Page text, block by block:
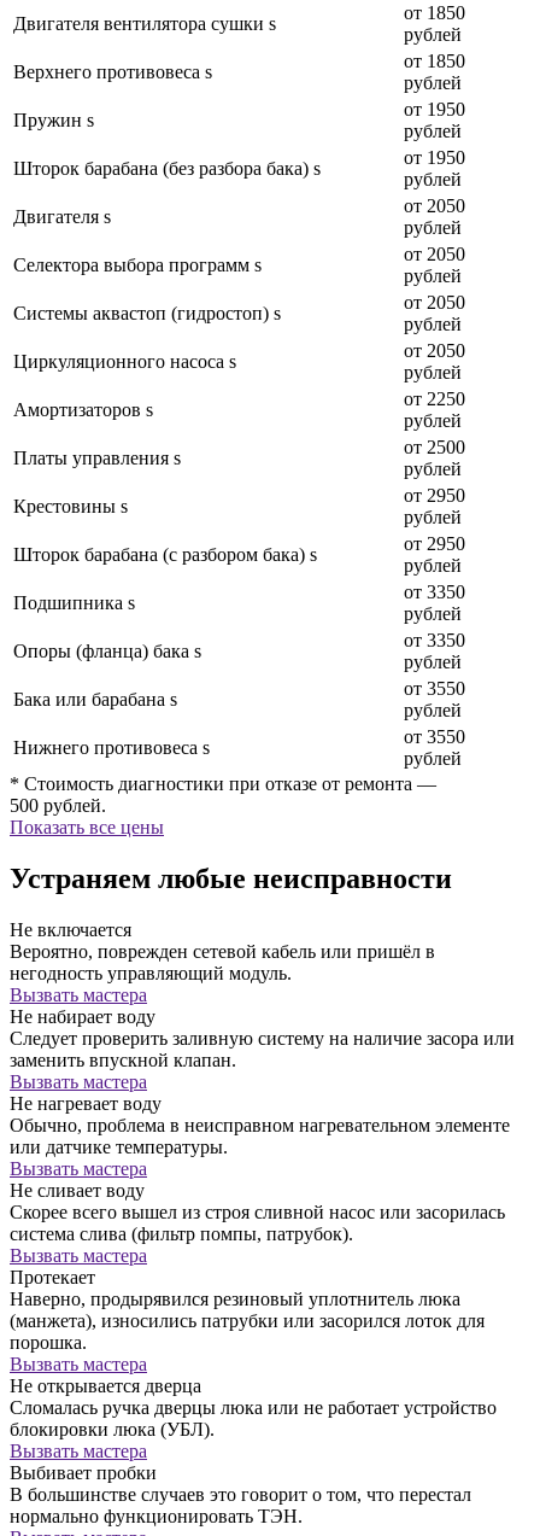
Двигателя вентилятора сушки s
от 1850
рублей
Верхнего противовеса s
от 1850
рублей
Пружин s
от 1950
рублей
Шторок барабана (без разбора бака) s
от 1950
рублей
Двигателя s
от 2050
рублей
Селектора выбора программ s
от 2050
рублей
Системы аквастоп (гидростоп) s
от 2050
рублей
Циркуляционного насоса s
от 2050
рублей
Амортизаторов s
от 2250
рублей
Платы управления s
от 2500
рублей
Крестовины s
от 2950
рублей
Шторок барабана (с разбором бака) s
от 2950
рублей
Подшипника s
от 3350
рублей
Опоры (фланца) бака s
от 3350
рублей
Бака или барабана s
от 3550
рублей
Нижнего противовеса s
от 3550
рублей
* Стоимость диагностики при отказе от ремонта —
500 рублей.
Показать все цены
Устраняем любые неисправности
Не включается
Вероятно, поврежден сетевой кабель или пришёл в
негодность управляющий модуль.
Вызвать мастера
Не набирает воду
Следует проверить заливную систему на наличие засора или
заменить впускной клапан.
Вызвать мастера
Не нагревает воду
Обычно, проблема в неисправном нагревательном элементе
или датчике температуры.
Вызвать мастера
Не сливает воду
Скорее всего вышел из строя сливной насос или засорилась
система слива (фильтр помпы, патрубок).
Вызвать мастера
Протекает
Наверно, продырявился резиновый уплотнитель люка
(манжета), износились патрубки или засорился лоток для
порошка.
Вызвать мастера
Не открывается дверца
Сломалась ручка дверцы люка или не работает устройство
блокировки люка (УБЛ).
Вызвать мастера
Выбивает пробки
В большинстве случаев это говорит о том, что перестал
нормально функционировать ТЭН.